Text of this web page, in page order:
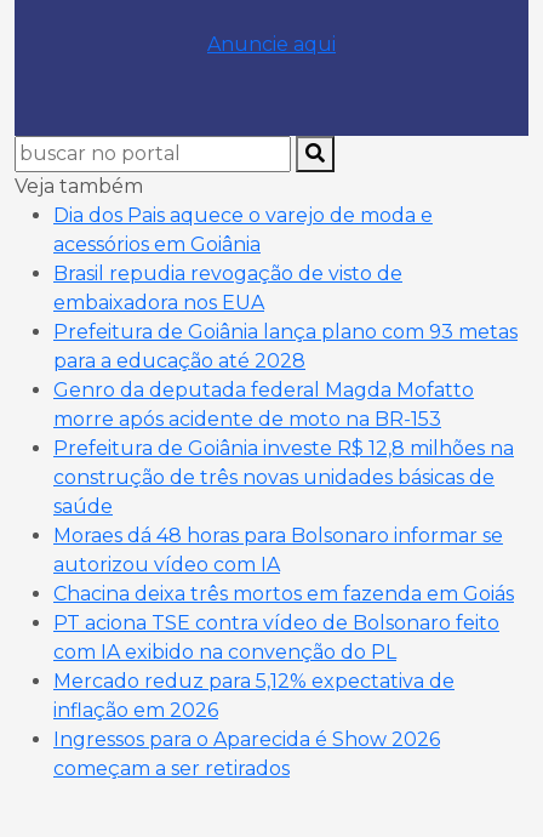
Anuncie aqui
Veja também
Dia dos Pais aquece o varejo de moda e
acessórios em Goiânia
Brasil repudia revogação de visto de
embaixadora nos EUA
Prefeitura de Goiânia lança plano com 93 metas
para a educação até 2028
Genro da deputada federal Magda Mofatto
morre após acidente de moto na BR-153
Prefeitura de Goiânia investe R$ 12,8 milhões na
construção de três novas unidades básicas de
saúde
Moraes dá 48 horas para Bolsonaro informar se
autorizou vídeo com IA
Chacina deixa três mortos em fazenda em Goiás
PT aciona TSE contra vídeo de Bolsonaro feito
com IA exibido na convenção do PL
Mercado reduz para 5,12% expectativa de
inflação em 2026
Ingressos para o Aparecida é Show 2026
começam a ser retirados